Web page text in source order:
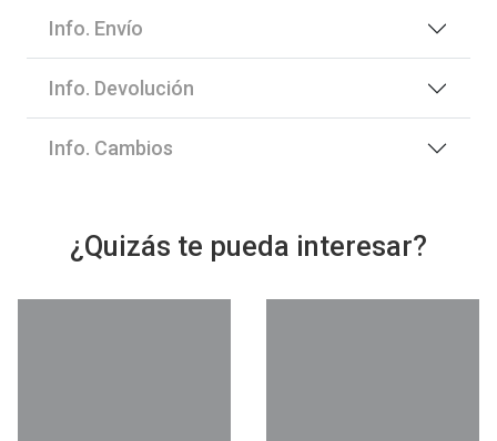
Info. Envío
Info. Devolución
Info. Cambios
¿Quizás te pueda interesar?